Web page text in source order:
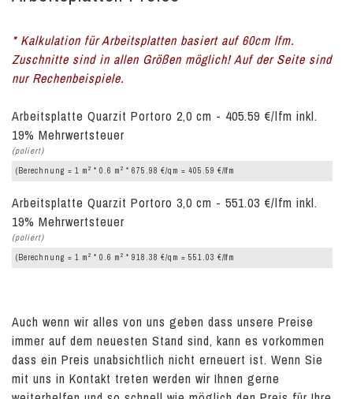
* Kalkulation für Arbeitsplatten basiert auf 60cm lfm.
Zuschnitte sind in allen Größen möglich! Auf der Seite sind
nur Rechenbeispiele.
Arbeitsplatte Quarzit Portoro 2,0 cm - 405.59 €/lfm inkl.
19% Mehrwertsteuer
(poliert)
(Berechnung = 1 m 2 * 0.6 m 2 * 675.98 €/qm = 405.59 €/lfm
Arbeitsplatte Quarzit Portoro 3,0 cm - 551.03 €/lfm inkl.
19% Mehrwertsteuer
(poliert)
(Berechnung = 1 m 2 * 0.6 m 2 * 918.38 €/qm = 551.03 €/lfm
Auch wenn wir alles von uns geben dass unsere Preise
immer auf dem neuesten Stand sind, kann es vorkommen
dass ein Preis unabsichtlich nicht erneuert ist. Wenn Sie
mit uns in Kontakt treten werden wir Ihnen gerne